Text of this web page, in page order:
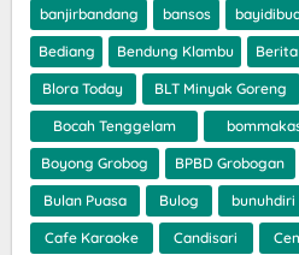
banjirbandang bansos
Bediang Bendung Klambu
Blora Today BLT Minyak Goreng
Bocah Tenggelam
Boyong Grobog BPBD Grobogan
Bulan Puasa Bulog bunuhdiri
Cafe Karaoke Candisari